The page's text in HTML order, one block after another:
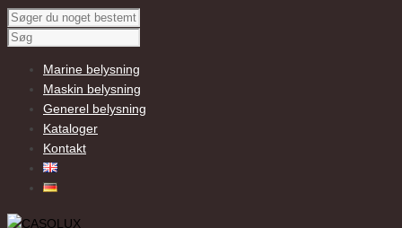
Marine belysning
Maskin belysning
Generel belysning
Kataloger
Kontakt